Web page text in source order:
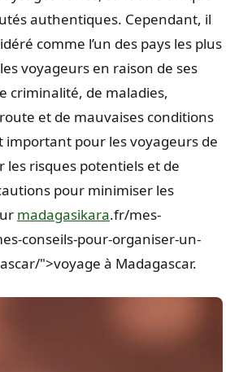
authentiques. Cependant, il
comme l’un des pays les plus
voyageurs en raison de ses
criminalité, de maladies,
route et de mauvaises conditions
important pour les voyageurs de
les risques potentiels et de
pour minimiser les
madagasikara.fr/mes-
conseils-pour-organiser-un-
">voyage à Madagascar.